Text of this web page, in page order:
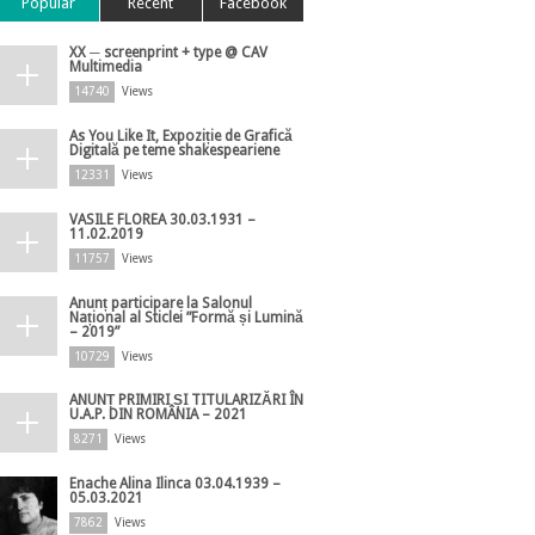
XX ─ screenprint + type @ CAV
Multimedia
14740 Views
As You Like It, Expoziție de Grafică
Digitală pe teme shakespeariene
12331 Views
VASILE FLOREA 30.03.1931 –
11.02.2019
11757 Views
Anunț participare la Salonul
Național al Sticlei ”Formă și Lumină
– 2019”
10729 Views
ANUNȚ PRIMIRI ȘI TITULARIZĂRI ÎN
U.A.P. DIN ROMÂNIA – 2021
8271 Views
Enache Alina Ilinca 03.04.1939 –
05.03.2021
7862 Views